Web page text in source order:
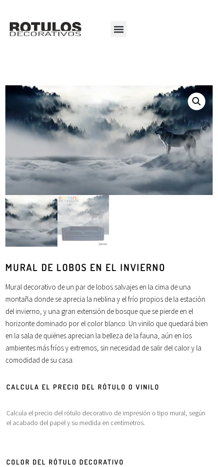
MURAL DE LOBOS EN EL INVIERNO
Mural decorativo de un par de lobos salvajes en la cima de una
montaña donde se aprecia la neblina y el frío propios de la estación
del invierno, y una gran extensión de bosque que se pierde en el
horizonte dominado por el color blanco. Un vinilo que quedará bien
en la sala de quiénes aprecian la belleza de lafauna, aún en los
ambientes más fríos y extremos, sin necesidad de salir del calor y la
comodidad de su casa.
CALCULA EL PRECIO DEL RÓTULO O VINILO
Calcula el precio del rótulo decorativo de impresión o tipo mural, según
el acabado del papel y su medida en centímetros.
COLOR DEL RÓTULO DECORATIVO